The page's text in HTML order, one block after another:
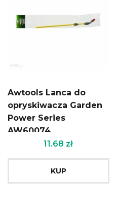
Awtools Lanca do
opryskiwacza Garden
Power Series
AW60074
11.68 zł
KUP